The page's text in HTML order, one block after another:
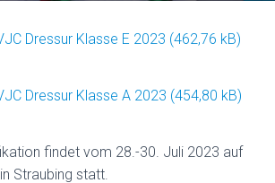
Dressur Klasse E 2023
Dressur Klasse A 2023
findet vom 28.-30. Juli 2023 auf
Straubing statt.